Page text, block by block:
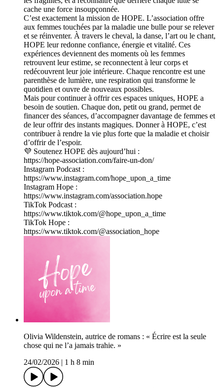
cache une force insoupçonnée.
C’est exactement la mission de HOPE. L’association offre
aux femmes touchées par la maladie une bulle pour se relever
et se réinventer. À travers le cheval, la danse, l’art ou le chant,
HOPE leur redonne confiance, énergie et vitalité. Ces
expériences deviennent des moments où les femmes
retrouvent leur estime, se reconnectent à leur corps et
redécouvrent leur joie intérieure. Chaque rencontre est une
parenthèse de lumière, une respiration qui transforme le
quotidien et ouvre de nouveaux possibles.
Mais pour continuer à offrir ces espaces uniques, HOPE a
besoin de soutien. Chaque don, petit ou grand, permet de
financer des séances, d’accompagner davantage de femmes et
de leur offrir des instants magiques. Donner à HOPE, c’est
contribuer à rendre la vie plus forte que la maladie et choisir
d’offrir de l’espoir.
💜 Soutenez HOPE dès aujourd’hui :
https://hope-association.com/faire-un-don/
Instagram Podcast :
https://www.instagram.com/hope_upon_a_time
Instagram Hope :
https://www.instagram.com/association.hope
TikTok Podcast :
https://www.tiktok.com/@hope_upon_a_time
TikTok Hope :
https://www.tiktok.com/@association_hope
Olivia Wildenstein, autrice de romans : « Écrire est la seule
chose qui ne l’a jamais trahie. »
24/02/2026
1 h 8 min